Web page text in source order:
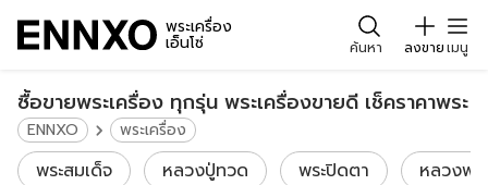
พระเครื่อง
เอ็นโซ่ ค้นหา ลงขายเมนู
ซื้อขายพระเครื่อง ทุกรุ่น พระเครื่องขายดี เช็คราคาพระ
ENNXO พระเครื่อง
พระสมเด็จ หลวงปู่ทวด พระปิดตา หลวงพ่อ